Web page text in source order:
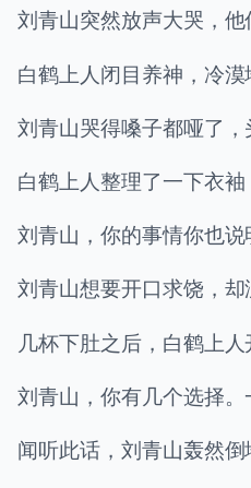
刘青山突然放声大哭，
白鹤上人闭目养神，冷
刘青山哭得嗓子都哑了
白鹤上人整理了一下衣袖
刘青山，你的事情你也
刘青山想要开口求饶，却
几杯下肚之后，白鹤上人
刘青山，你有几个选择
闻听此话，刘青山轰然